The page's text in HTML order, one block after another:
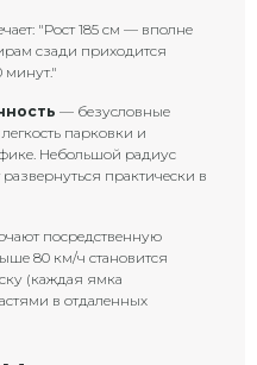
"Рост 185 см — вполне
сзади приходится
минут."
— безусловные
парковки и
Небольшой радиус
практически в
посредственную
80 км/ч становится
(каждая ямка
в отдаленных